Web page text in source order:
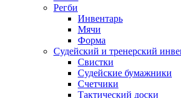
Регби
Инвентарь
Мячи
Форма
Судейский и тренерский
Свистки
Судейские бумажники
Счетчики
Тактический доски